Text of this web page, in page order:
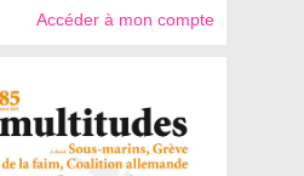
Accéder à mon compte